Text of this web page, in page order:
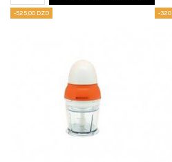
-525,00 DZD -